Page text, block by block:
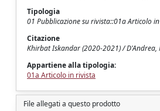
Tipologia
01 Pubblicazione su rivista::01a Articolo
Citazione
Khirbat Iskandar (2020-2021) / D'Andrea,
Appartiene alla tipologia:
01a Articolo in rivista
File allegati a questo prodotto